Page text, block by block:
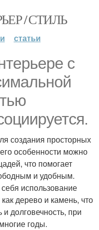
/ СТИЛЬ
статьи
с
создания просторных
особенности можно
что помогает
и удобным.
использование
дерево и камень, что
и долговечность, при
годы.